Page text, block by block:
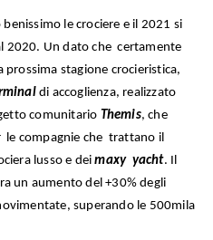
le crociere e il 2021 si
2020. Un dato che certamente
stagione crocieristica,
di accoglienza, realizzato
comunitario Themis, che
le compagnie che trattano il
lusso e deimaxy yacht. Il
un aumento del +30% degli
superando le 500mila